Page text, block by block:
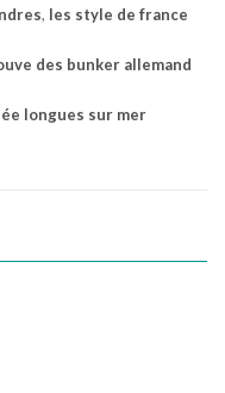
, les style de france
des bunker allemand
longues sur mer